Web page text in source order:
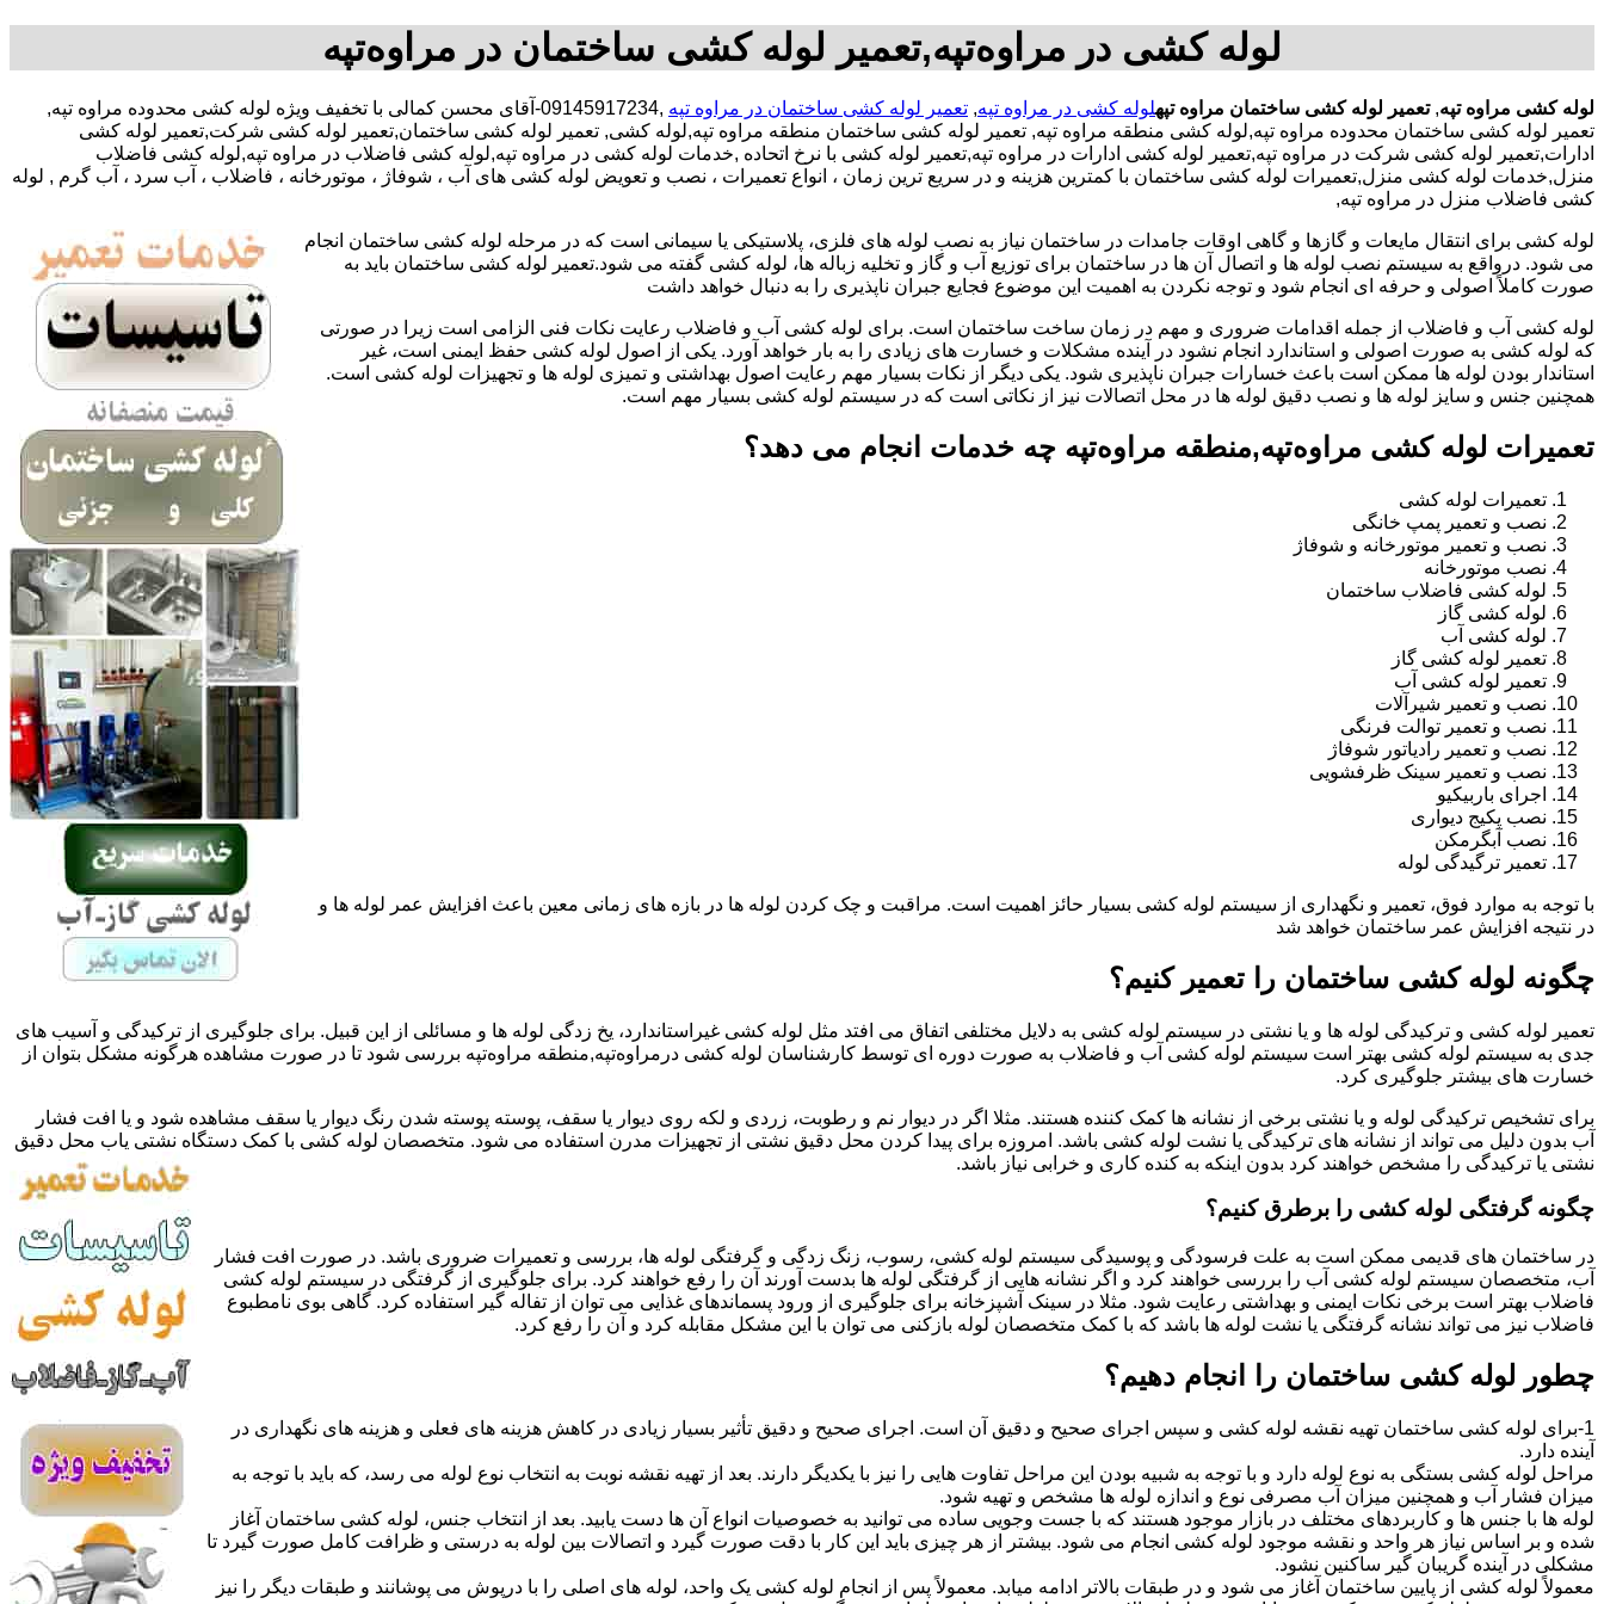
لوله کشی در مراوه‌تپه,تعمیر لوله کشی ساختمان در مراوه‌تپه
لوله کشی مراوه تپه,تعمیر لوله کشی ساختمان مراوه تپهلوله کشی در مراوه تپه, تعمیر لوله کشی ساختمان در مراوه تپه
,09145917234-آقای محسن کمالی با تخفیف ویژه لوله کشی محدوده مراوه تپه,
تعمیر لوله کشی ساختمان محدوده مراوه تپه,لوله کشی منطقه مراوه تپه, تعمیر لوله کشی ساختمان منطقه مراوه تپه,لوله کشی, تعمیر لوله کشی ساختمان,تعمیر لوله کشی شرکت,تعمیر لوله کشی
ادارات,تعمیر لوله کشی شرکت در مراوه تپه,تعمیر لوله کشی ادارات در مراوه تپه,تعمیر لوله کشی با نرخ اتحاده ,خدمات لوله کشی در مراوه تپه,لوله کشی فاضلاب در مراوه تپه,لوله کشی فاضلاب
منزل,خدمات لوله کشی منزل,تعمیرات لوله کشی ساختمان با کمترین هزینه و در سریع ترین زمان ، انواع تعمیرات ، نصب و تعویض لوله کشی های آب ، شوفاژ ، موتورخانه ، فاضلاب ، آب سرد ، آب گرم , لوله
کشی فاضلاب منزل در مراوه تپه,
لوله کشی برای انتقال مایعات و گازها و گاهی اوقات جامدات در ساختمان نیاز به نصب لوله های فلزی، پلاستیکی یا سیمانی است که در مرحله لوله کشی ساختمان انجام
می شود. درواقع به سیستم نصب لوله ها و اتصال آن ها در ساختمان برای توزیع آب و گاز و تخلیه زباله ها، لوله کشی گفته می شود.تعمیر لوله کشی ساختمان باید به
صورت کاملاً اصولی و حرفه ای انجام شود و توجه نکردن به اهمیت این موضوع فجایع جبران ناپذیری را به دنبال خواهد داشت
لوله کشی آب و فاضلاب از جمله اقدامات ضروری و مهم در زمان ساخت ساختمان است. برای لوله کشی آب و فاضلاب رعایت نکات فنی الزامی است زیرا در صورتی
که لوله کشی به صورت اصولی و استاندارد انجام نشود در آینده مشکلات و خسارت های زیادی را به بار خواهد آورد. یکی از اصول لوله کشی حفظ ایمنی است، غیر
استاندار بودن لوله ها ممکن است باعث خسارات جبران ناپذیری شود. یکی دیگر از نکات بسیار مهم رعایت اصول بهداشتی و تمیزی لوله ها و تجهیزات لوله کشی است.
همچنین جنس و سایز لوله ها و نصب دقیق لوله ها در محل اتصالات نیز از نکاتی است که در سیستم لوله کشی بسیار مهم است.
تعمیرات لوله کشی مراوه‌تپه,منطقه مراوه‌تپه چه خدمات انجام می دهد؟
تعمیرات لوله کشی
نصب و تعمیر پمپ خانگی
نصب و تعمیر موتورخانه و شوفاژ
نصب موتورخانه
لوله کشی فاضلاب ساختمان
لوله کشی گاز
لوله کشی آب
تعمیر لوله کشی گاز
تعمیر لوله کشی آب
نصب و تعمیر شیرآلات
نصب و تعمیر توالت فرنگی
نصب و تعمیر رادیاتور شوفاژ
نصب و تعمیر سینک ظرفشویی
اجرای باربیکیو
نصب پکیج دیواری
نصب آبگرمکن
تعمیر ترگیدگی لوله
با توجه به موارد فوق، تعمیر و نگهداری از سیستم لوله کشی بسیار حائز اهمیت است. مراقبت و چک کردن لوله ها در بازه های زمانی معین باعث افزایش عمر لوله ها و
در نتیجه افزایش عمر ساختمان خواهد شد
چگونه لوله کشی ساختمان را تعمیر کنیم؟
تعمیر لوله کشی و ترکیدگی لوله ها و یا نشتی در سیستم لوله کشی به دلایل مختلفی اتفاق می افتد مثل لوله کشی غیراستاندارد، یخ زدگی لوله ها و مسائلی از این قبیل. برای جلوگیری از ترکیدگی و آسیب های
جدی به سیستم لوله کشی بهتر است سیستم لوله کشی آب و فاضلاب به صورت دوره ای توسط کارشناسان لوله کشی درمراوه‌تپه,منطقه مراوه‌تپه بررسی شود تا در صورت مشاهده هرگونه مشکل بتوان از
خسارت های بیشتر جلوگیری کرد.
برای تشخیص ترکیدگی لوله و یا نشتی برخی از نشانه ها کمک کننده هستند. مثلا اگر در دیوار نم و رطوبت، زردی و لکه روی دیوار یا سقف، پوسته پوسته شدن رنگ دیوار یا سقف مشاهده شود و یا افت فشار
آب بدون دلیل می تواند از نشانه های ترکیدگی یا نشت لوله کشی باشد. امروزه برای پیدا کردن محل دقیق نشتی از تجهیزات مدرن استفاده می شود. متخصصان لوله کشی با کمک دستگاه نشتی یاب محل دقیق
نشتی یا ترکیدگی را مشخص خواهند کرد بدون اینکه به کنده کاری و خرابی نیاز باشد.
چگونه گرفتگی لوله کشی را برطرق کنیم؟
در ساختمان های قدیمی ممکن است به علت فرسودگی و پوسیدگی سیستم لوله کشی، رسوب، زنگ زدگی و گرفتگی لوله ها، بررسی و تعمیرات ضروری باشد. در صورت افت فشار
آب، متخصصان سیستم لوله کشی آب را بررسی خواهند کرد و اگر نشانه هایی از گرفتگی لوله ها بدست آورند آن را رفع خواهند کرد. برای جلوگیری از گرفتگی در سیستم لوله کشی
فاضلاب بهتر است برخی نکات ایمنی و بهداشتی رعایت شود. مثلا در سینک آشپزخانه برای جلوگیری از ورود پسماندهای غذایی می توان از تفاله گیر استفاده کرد. گاهی بوی نامطبوع
فاضلاب نیز می تواند نشانه گرفتگی یا نشت لوله ها باشد که با کمک متخصصان لوله بازکنی می توان با این مشکل مقابله کرد و آن را رفع کرد.
چطور لوله کشی ساختمان را انجام دهیم؟
1-برای لوله کشی ساختمان تهیه نقشه لوله کشی و سپس اجرای صحیح و دقیق آن است. اجرای صحیح و دقیق تأثیر بسیار زیادی در کاهش هزینه های فعلی و هزینه های نگهداری در
آینده دارد.
مراحل لوله کشی بستگی به نوع لوله دارد و با توجه به شبیه بودن این مراحل تفاوت هایی را نیز با یکدیگر دارند. بعد از تهیه نقشه نوبت به انتخاب نوع لوله می رسد، که باید با توجه به
میزان فشار آب و همچنین میزان آب مصرفی نوع و اندازه لوله ها مشخص و تهیه شود.
لوله ها با جنس ها و کاربردهای مختلف در بازار موجود هستند که با جست وجویی ساده می توانید به خصوصیات انواع آن ها دست یابید. بعد از انتخاب جنس، لوله کشی ساختمان آغاز
شده و بر اساس نیاز هر واحد و نقشه موجود لوله کشی انجام می شود. بیشتر از هر چیزی باید این کار با دقت صورت گیرد و اتصالات بین لوله به درستی و ظرافت کامل صورت گیرد تا
مشکلی در آینده گریبان گیر ساکنین نشود.
معمولاً لوله کشی از پایین ساختمان آغاز می شود و در طبقات بالاتر ادامه میابد. معمولاً پس از انجام لوله کشی یک واحد، لوله های اصلی را با درپوش می پوشانند و طبقات دیگر را نیز